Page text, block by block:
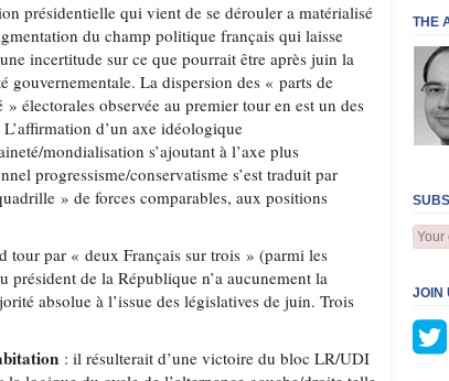
présidentielle qui vient de se dérouler a matérialisé
du champ politique français qui laisse
incertitude sur ce que pourrait être après juin la
gouvernementale. La dispersion des « parts de
» électorales observée au premier tour en est un des
L’affirmation d’un axe idéologique
mondialisation s’ajoutant à l’axe plus
progressisme/conservatisme s’est traduit par
» de forces comparables, aux positions
tour par « deux Français sur trois » (parmi les
président de la République n’a aucunement la
absolue à l’issue des législatives de juin. Trois
: il résulterait d’une victoire du bloc LR/UDI
THE
JOIN